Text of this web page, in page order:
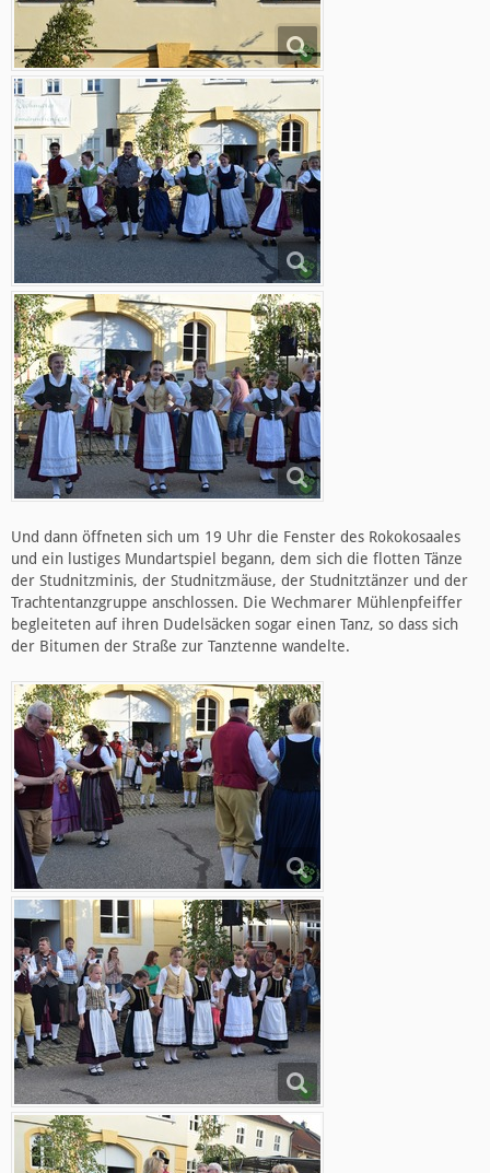
Und dann öffneten sich um 19 Uhr die Fenster des Rokokosaales
und ein lustiges Mundartspiel begann, dem sich die flotten Tänze
der Studnitzminis, der Studnitzmäuse, der Studnitztänzer und der
Trachtentanzgruppe anschlossen. Die Wechmarer Mühlenpfeiffer
begleiteten auf ihren Dudelsäcken sogar einen Tanz, so dass sich
der Bitumen der Straße zur Tanztenne wandelte.